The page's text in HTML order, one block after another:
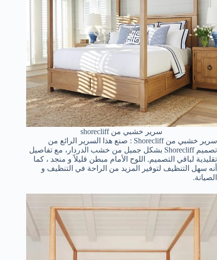
سرير خشبي من shorecliff
سرير خشبي من Shorecliff : صنع هذا السرير الرائع من
تصميم Shorecliff بشكل جميل من خشب الدردار، مع تفاصيل
تقليدية لباقي التصميم. اللوح الأمام مبطن قليلاً و منجد ، كما
أنه سهل التنظيف لتوفير المزيد من الراحة في التنظيف و
الصيانة.